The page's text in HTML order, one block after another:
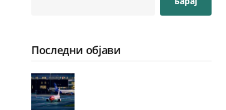
Последни објави